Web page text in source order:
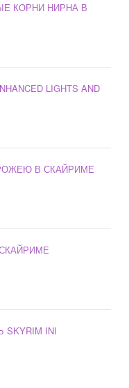
КОРНИ НИРНА В
LIGHTS AND
В СКАЙРИМЕ
INI